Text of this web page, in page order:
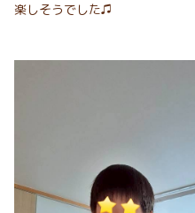
楽しそうでした♫